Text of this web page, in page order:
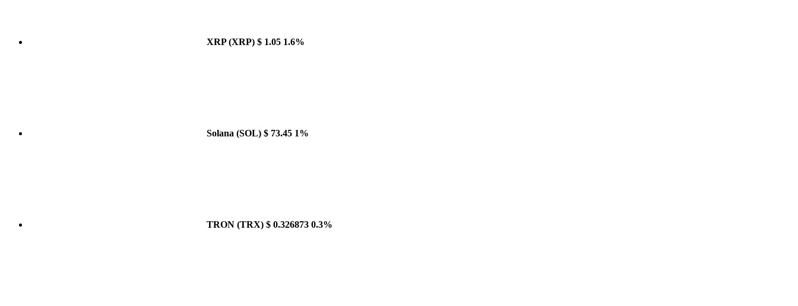
XRP(XRP) $ 1.05 1.6%
Solana (SOL) $ 73.45 1%
TRON (TRX) $ 0.326873 0.3%